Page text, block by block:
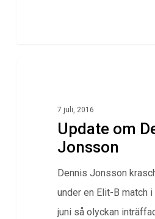
7 juli, 2016
Update om
Jonsson
Dennis Jonsson
under en Elit-B match i
juni så olyckan